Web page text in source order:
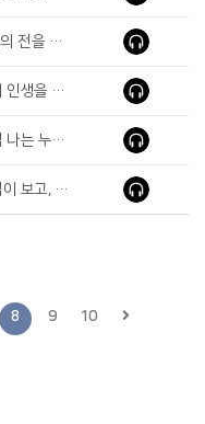
<주일2,3부예배>주님의 전을 사모하라 (Yearn the Temple of the Lord)
<주일1부예배>반응이 인생을 결정합니다(Your Reaction Determines Your Life)
<주일1부예배>하나님 나는 누구입니까?(God, who am I?)
<주일1부예배>하나님이 보고, 듣고, 알고(God Sees, Hears and Knows)
8 9 10